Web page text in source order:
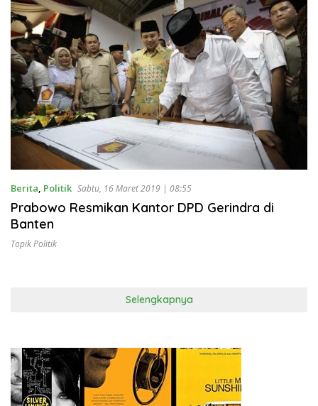
Berita, Politik Sabtu, 16 Maret 2019 | 08:55
Prabowo Resmikan Kantor DPD Gerindra di
Banten
Topik Politik
Selengkapnya